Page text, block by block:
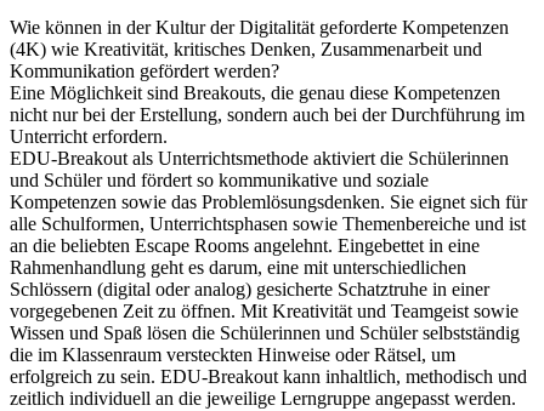
Wie können in der Kultur der Digitalität geforderte Kompetenzen
(4K) wie Kreativität, kritisches Denken, Zusammenarbeit und
Kommunikation gefördert werden?
Eine Möglichkeit sind Breakouts, die genau diese Kompetenzen
nicht nur bei der Erstellung, sondern auch bei der Durchführung im
Unterricht erfordern.
EDU-Breakout als Unterrichtsmethode aktiviert die Schülerinnen
und Schüler und fördert so kommunikative und soziale
Kompetenzen sowie das Problemlösungsdenken. Sie eignet sich für
alle Schulformen, Unterrichtsphasen sowie Themenbereiche und ist
an die beliebten Escape Rooms angelehnt. Eingebettet in eine
Rahmenhandlung geht es darum, eine mit unterschiedlichen
Schlössern (digital oder analog) gesicherte Schatztruhe in einer
vorgegebenen Zeit zu öffnen. Mit Kreativität und Teamgeist sowie
Wissen und Spaß lösen die Schülerinnen und Schüler selbstständig
die im Klassenraum versteckten Hinweise oder Rätsel, um
erfolgreich zu sein. EDU-Breakout kann inhaltlich, methodisch und
zeitlich individuell an die jeweilige Lerngruppe angepasst werden.